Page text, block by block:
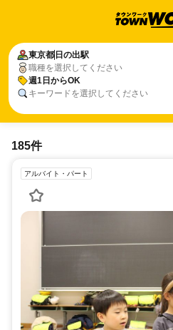
東京都 日の出駅
職種を選択してください
週1日からOK
キーワードを選択してください
185件
アルバイト・パート